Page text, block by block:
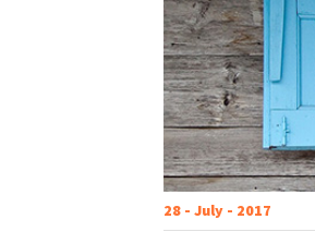
28 - July - 2017